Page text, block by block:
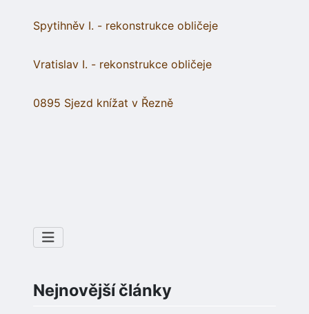
Spytihněv I. - rekonstrukce obličeje
Vratislav I. - rekonstrukce obličeje
0895 Sjezd knížat v Řezně
Nejnovější články